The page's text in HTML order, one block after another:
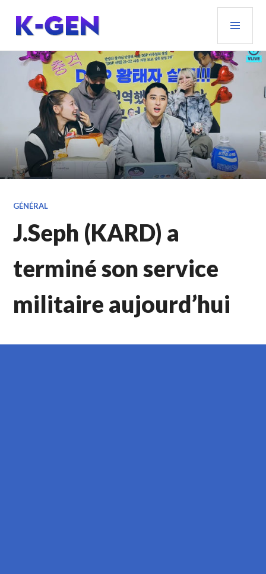
contenu
principal
K-GEN
GÉNÉRAL
J.Seph (KARD) a
terminé son service
militaire aujourd’hui